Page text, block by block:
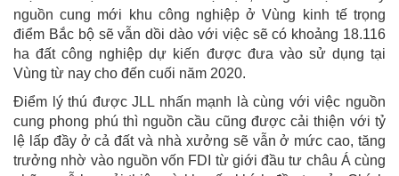
nguồn cung mới khu công nghiệp ở Vùng kinh tế trọng
điểm Bắc bộ sẽ vẫn dồi dào với việc sẽ có khoảng 18.116
ha đất công nghiệp dự kiến được đưa vào sử dụng tại
Vùng từ nay cho đến cuối năm 2020.
Điểm lý thú được JLL nhấn mạnh là cùng với việc nguồn
cung phong phú thì nguồn cầu cũng được cải thiện với tỷ
lệ lấp đầy ở cả đất và nhà xưởng sẽ vẫn ở mức cao, tăng
trưởng nhờ vào nguồn vốn FDI từ giới đầu tư châu Á cùng